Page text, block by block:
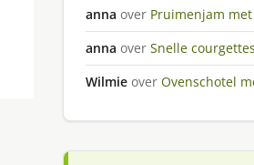
anna over Pruimenjam
anna over Snelle
Wilmie over Ovenschotel